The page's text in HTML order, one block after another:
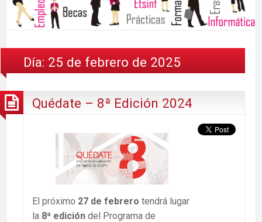
Día: 25 de febrero de 2025
Quédate – 8ª Edición 2024
El próximo 27 de febrero tendrá lugar
la 8ª edición del Programa de